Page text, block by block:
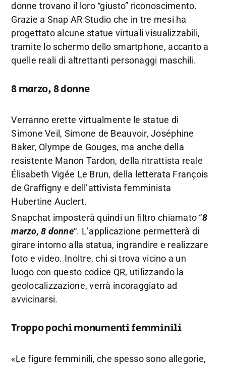
donne trovano il loro “giusto” riconoscimento.
Grazie a Snap AR Studio che in tre mesi ha
progettato alcune statue virtuali visualizzabili,
tramite lo schermo dello smartphone, accanto a
quelle reali di altrettanti personaggi maschili.
8 marzo, 8 donne
Verranno erette virtualmente le statue di
Simone Veil, Simone de Beauvoir, Joséphine
Baker, Olympe de Gouges, ma anche della
resistente Manon Tardon, della ritrattista reale
Élisabeth Vigée Le Brun, della letterata François
de Graffigny e dell’attivista femminista
Hubertine Auclert.
Snapchat imposterà quindi un filtro chiamato “8
marzo, 8 donne“. L’applicazione permetterà di
girare intorno alla statua, ingrandire e realizzare
foto e video. Inoltre, chi si trova vicino a un
luogo con questo codice QR, utilizzando la
geolocalizzazione, verrà incoraggiato ad
avvicinarsi.
Troppo pochi monumenti femminili
«Le figure femminili, che spesso sono allegorie,